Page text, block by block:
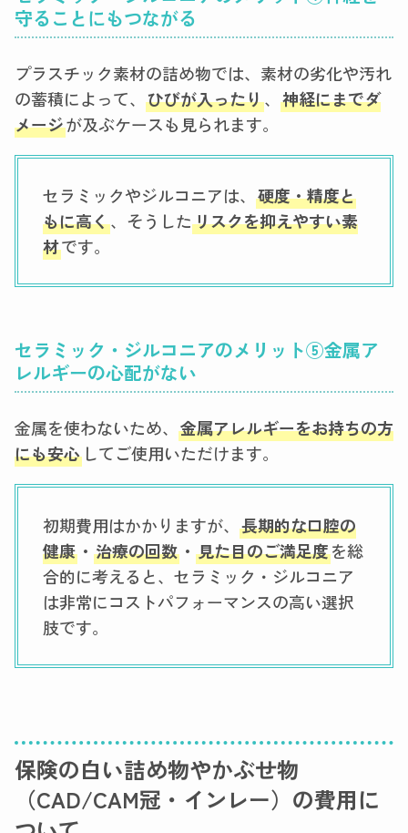
守ることにもつながる
プラスチック素材の詰め物では、素材の劣化や汚れ
の蓄積によって、 ひびが入ったり、 神経にまでダ
メージが及ぶケースも見られます。
セラミックやジルコニアは、 硬度・精度と
もに高く、そうしたリスクを抑えやすい素
材です。
セラミック・ジルコニアのメリット⑤金属ア
レルギーの心配がない
金属を使わないため、 金属アレルギーをお持ちの方
にも安心 してご使用いただけます。
初期費用はかかりますが、 長期的な口腔の
健康・ 治療の回数・ 見た目のご満足度を総
合的に考えると、セラミック・ジルコニア
は非常にコストパフォーマンスの高い選択
肢です。
保険の白い詰め物やかぶせ物
（CAD/CAM冠・インレー）の費用に